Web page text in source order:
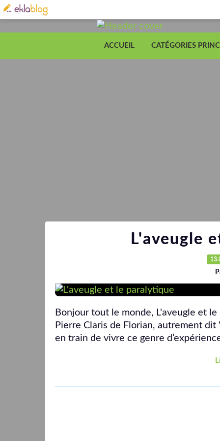
ACCUEIL CATÉGORIES
L'aveugle
Bonjour tout le monde, L'aveugle et
Pierre Claris de Florian, autrement
en train de vivre ce genre